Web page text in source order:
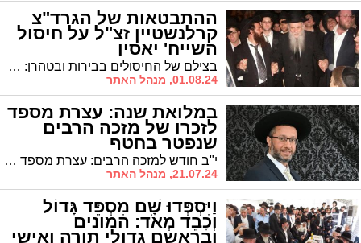
ההתבטאות של הגרד"צ
קרלנשטיין זצ"ל על חיסול
השייח' יאסין
בצילם של החיסולים בבירות ובטהרן: מה התבטא הגרד"צ קרלינשטיין זצ"ל באותו בוקר שחיסלו את השייח אחמד יאסין ימ"ש וממתי הריח את חודש "אלול"
01.08.24, מנהל האתר
במלואת שנה: עצרת מספד
לזכרו של מזכה הרבים
שנפטר בחטף
י"ב חודש למזכה הרבים: עצרת מספד והתעוררות במוסדות החיד"א לזכרו של האברך החשוב הרה"ג ניסים קוגמן זצ"ל
21.07.24, מנהל האתר
וַיִּסְפְּדוּ שָׁם מִסְפֵּד גָּדוֹל
וְכָבֵד מְאֹד: המונים
ובראשם גדולי תורה ואישי